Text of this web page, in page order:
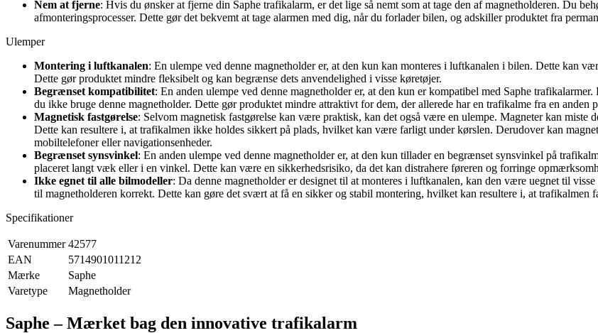
Nem at fjerne: Hvis du ønsker at fjerne din Saphe trafikalarm, er det lige så nemt som at tage den af magnetholderen. Du
afmonteringsprocesser. Dette gør det bekvemt at tage alarmen med dig, når du forlader bilen, og adskiller produktet fra
Ulemper
Montering i luftkanalen: En ulempe ved denne magnetholder er, at den kun kan monteres i luftkanalen i bilen. Dette kan
Dette gør produktet mindre fleksibelt og kan begrænse dets anvendelighed i visse køretøjer.
Begrænset kompatibilitet: En anden ulempe ved denne magnetholder er, at den kun er kompatibel med Saphe
du ikke bruge denne magnetholder. Dette gør produktet mindre attraktivt for dem, der allerede har en trafikalme fra en
Magnetisk fastgørelse: Selvom magnetisk fastgørelse kan være praktisk, kan det også være en ulempe. Magneter kan miste
Dette kan resultere i, at trafikalmen ikke holdes sikkert på plads, hvilket kan være farligt under kørslen. Derudover kan
mobiltelefoner eller navigationsenheder.
Begrænset synsvinkel: En anden ulempe ved denne magnetholder er, at den kun tillader en begrænset synsvinkel på
placeret langt væk eller i en vinkel. Dette kan være en sikkerhedsrisiko, da det kan distrahere føreren og forringe
Ikke egnet til alle bilmodeller: Da denne magnetholder er designet til at monteres i luftkanalen, kan den være uegnet til
til magnetholderen korrekt. Dette kan gøre det svært at få en sikker og stabil montering, hvilket kan resultere i, at trafikalmen
Specifikationer
Varenummer 42577
EAN
5714901011212
Mærke
Saphe
Varetype
Magnetholder
Saphe – Mærket bag den innovative trafikalarm